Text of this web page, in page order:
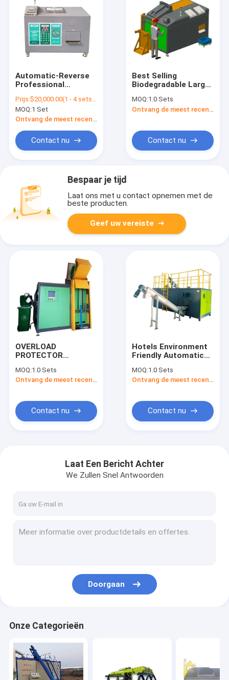
Thuis
Producten
Over ons
Automatic-Reverse
Professional
Food Grind System
Maker Waste
Composting Machine
Prijs:$20,000.00(1 - 4 sets) $18,000.00(5 - 9 sets) $15,000.00(10 - 99 sets) $10,000.00(>=100 sets)
MOQ:1 Set
Ontvang de meest recente Prijs
Contact nu
Best Selling
Biodegradable Large
Food Composting
System OPDE
MOQ:1.0 Sets
Contact nu
Bespaar je tijd
Laat ons met u contact opnemen met de
beste producten.
Geef uw vereiste
OVERLOAD
PROTECTOR
Friendly Automatic
Kitchen Food Waste
MOQ:1.0 Sets
Ontvang de meest recente Prijs
Contact nu
Hotels Environment
Friendly Automatic
Composting Solution
MOQ:1.0 Sets
Ontvang de meest recente Prijs
Contact nu
Laat Een Bericht Achter
We Zullen Snel Antwoorden
Doorgaan
Onze Categorieën